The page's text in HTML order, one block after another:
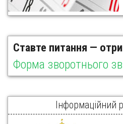
Ставте питання —
Форма зворотнього
Інформаційний